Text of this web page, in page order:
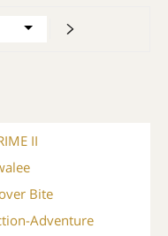
II
Bite
Adventure